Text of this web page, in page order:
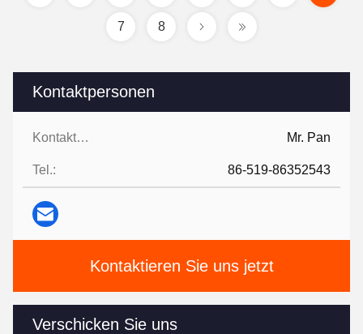
Kontaktpersonen
Kontaktpersonen: Mr. Pan
Tel.: 86-519-86352543
Kontaktieren Sie uns jetzt
Verschicken Sie uns
7 8